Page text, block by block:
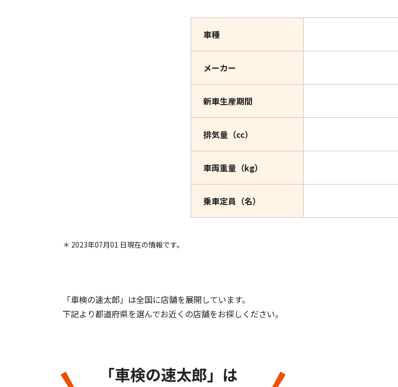
車種
メーカー
新車生産期間
排気量（cc）
車両重量（kg）
乗車定員（名）
＊ 2023年07月01 日現在の情報です。
「車検の速太郎」は全国に店舗を展開しています。
下記より都道府県を選んでお近くの店舗をお探しください。
「車検の速太郎」は